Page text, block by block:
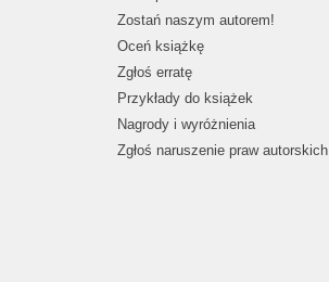
Zostań naszym autorem!
Oceń książkę
Zgłoś erratę
Przykłady do książek
Nagrody i wyróżnienia
Zgłoś naruszenie praw autorskich